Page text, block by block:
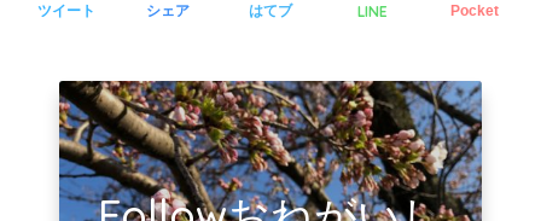
ツイート シェア はてブ LINE Pocket